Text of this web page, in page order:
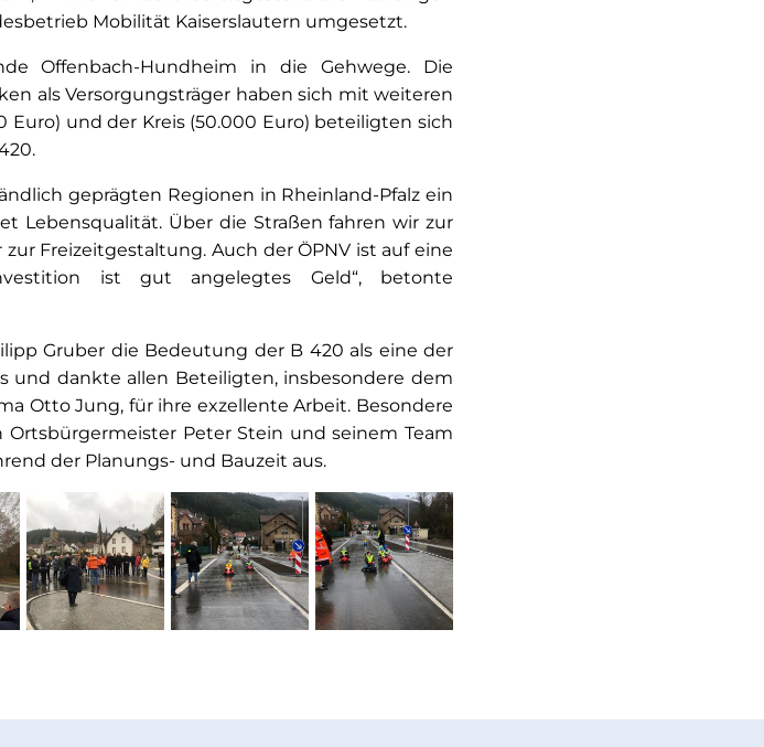
Mobilität Kaiserslautern umgesetzt.
Offenbach-Hundheim in die Gehwege. Die
als Versorgungsträger haben sich mit weiteren
Euro) und der Kreis (50.000 Euro) beteiligten sich
geprägten Regionen in Rheinland-Pfalz ein
Lebensqualität. Über die Straßen fahren wir zur
Freizeitgestaltung. Auch der ÖPNV ist auf eine
ist gut angelegtes Geld“, betonte
Gruber die Bedeutung der B 420 als eine der
und dankte allen Beteiligten, insbesondere dem
Otto Jung, für ihre exzellente Arbeit. Besondere
Peter Stein und seinem Team
der Planungs- und Bauzeit aus.